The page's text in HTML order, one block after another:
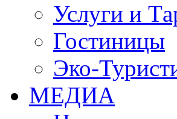
Услуги и
Гостиницы
Эко-
МЕДИА